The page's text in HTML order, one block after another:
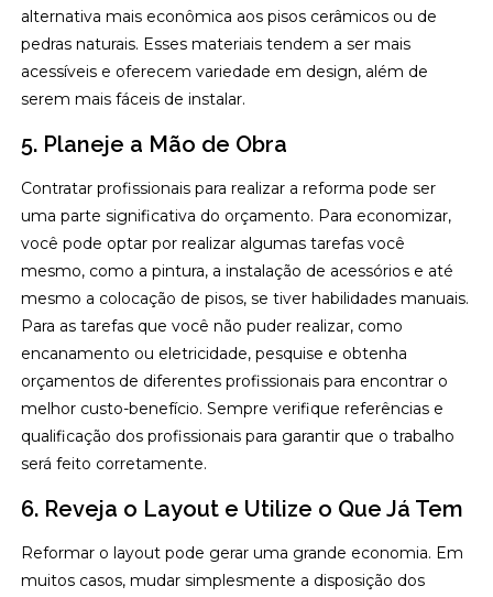
alternativa mais econômica aos pisos cerâmicos ou de
pedras naturais. Esses materiais tendem a ser mais
acessíveis e oferecem variedade em design, além de
serem mais fáceis de instalar.
5. Planeje a Mão de Obra
Contratar profissionais para realizar a reforma pode ser
uma parte significativa do orçamento. Para economizar,
você pode optar por realizar algumas tarefas você
mesmo, como a pintura, a instalação de acessórios e até
mesmo a colocação de pisos, se tiver habilidades manuais.
Para as tarefas que você não puder realizar, como
encanamento ou eletricidade, pesquise e obtenha
orçamentos de diferentes profissionais para encontrar o
melhor custo-benefício. Sempre verifique referências e
qualificação dos profissionais para garantir que o trabalho
será feito corretamente.
6. Reveja o Layout e Utilize o Que Já Tem
Reformar o layout pode gerar uma grande economia. Em
muitos casos, mudar simplesmente a disposição dos